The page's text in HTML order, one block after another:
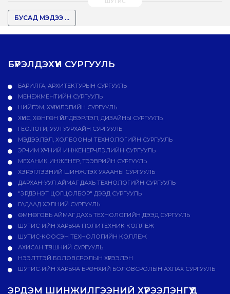
БУСАД МЭДЭЭ ...
БҮРЭЛДЭХҮҮН СУРГУУЛЬ
БАРИЛГА, АРХИТЕКТУРЫН СУРГУУЛЬ
МЕНЕЖМЕНТИЙН СУРГУУЛЬ
НИЙГЭМ, ХҮМҮҮНЛЭГИЙН СУРГУУЛЬ
ХҮНС, ХӨНГӨН ҮЙЛДВЭРЛЭЛ, ДИЗАЙНЫ СУРГУУЛЬ
ГЕОЛОГИ, УУЛ УУРХАЙН СУРГУУЛЬ
МЭДЭЭЛЭЛ, ХОЛБООНЫ ТЕХНОЛОГИЙН СУРГУУЛЬ
ЭРЧИМ ХҮЧНИЙ ИНЖЕНЕРЧЛЭЛИЙН СУРГУУЛЬ
МЕХАНИК ИНЖЕНЕР, ТЭЭВРИЙН СУРГУУЛЬ
ХЭРЭГЛЭЭНИЙ ШИНЖЛЭХ УХААНЫ СУРГУУЛЬ
ДАРХАН-УУЛ АЙМАГ ДАХЬ ТЕХНОЛОГИЙН СУРГУУЛЬ
"ЭРДЭНЭТ ЦОГЦОЛБОР" ДЭЭД СУРГУУЛЬ
ГАДААД ХЭЛНИЙ СУРГУУЛЬ
ӨМНӨГОВЬ АЙМАГ ДАХЬ ТЕХНОЛОГИЙН ДЭЭД СУРГУУЛЬ
ШУТИС-ИЙН ХАРЬЯА ПОЛИТЕХНИК КОЛЛЕЖ
ШУТИС-КООСЭН ТЕХНОЛОГИЙН КОЛЛЕЖ
АХИСАН ТҮВШНИЙ СУРГУУЛЬ
НЭЭЛТТЭЙ БОЛОВСРОЛЫН ХҮРЭЭЛЭН
ШУТИС-ИЙН ХАРЬЯА ЕРӨНХИЙ БОЛОВСРОЛЫН АХЛАХ СУРГУУЛЬ
ЭРДЭМ ШИНЖИЛГЭЭНИЙ ХҮРЭЭЛЭНГҮҮД